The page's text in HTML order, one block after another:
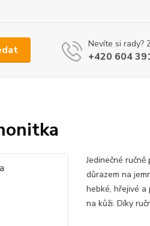
Nevíte si rady?
+420 604
Jedinečné
důrazem na
hebké, hřejivé a
na kůži. Díky